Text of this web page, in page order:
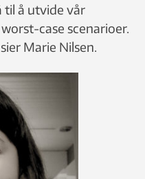
til å utvide vår
case scenarioer.
Marie Nilsen.